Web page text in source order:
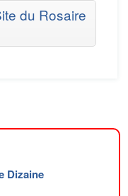
du Rosaire
Dizaine